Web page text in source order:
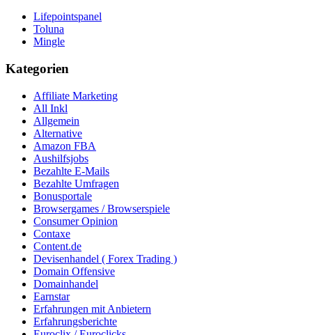
Lifepointspanel
Toluna
Mingle
Kategorien
Affiliate Marketing
All Inkl
Allgemein
Alternative
Amazon FBA
Aushilfsjobs
Bezahlte E-Mails
Bezahlte Umfragen
Bonusportale
Browsergames / Browserspiele
Consumer Opinion
Contaxe
Content.de
Devisenhandel ( Forex Trading )
Domain Offensive
Domainhandel
Earnstar
Erfahrungen mit Anbietern
Erfahrungsberichte